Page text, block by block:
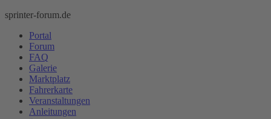
sprinter-forum.de
Portal
Forum
FAQ
Galerie
Marktplatz
Fahrerkarte
Veranstaltungen
Anleitungen